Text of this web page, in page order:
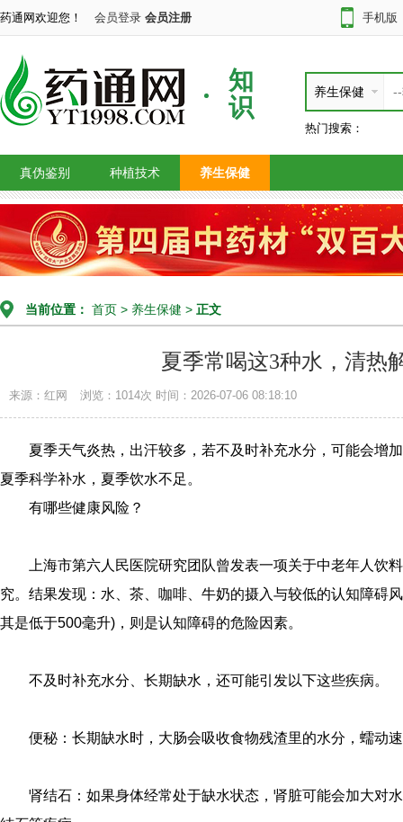
药通网欢迎您！ 会员登录 会员注册 手机版
知
识
养生保健
热门搜索：
真伪鉴别 种植技术 养生保健
当前位置： 首页 > 养生保健 > 正文
夏季常喝这3种水，清热
来源：红网 浏览：1014次 时间：2026-07-06 08:18:10
夏季天气炎热，出汗较多，若不及时补充水分，可能会增
夏季科学补水，夏季饮水不足。
有哪些健康风险？
上海市第六人民医院研究团队曾发表一项关于中老年人饮
究。结果发现：水、茶、咖啡、牛奶的摄入与较低的认知障碍
其是低于500毫升)，则是认知障碍的危险因素。
不及时补充水分、长期缺水，还可能引发以下这些疾病。
便秘：长期缺水时，大肠会吸收食物残渣里的水分，蠕动
肾结石：如果身体经常处于缺水状态，肾脏可能会加大对